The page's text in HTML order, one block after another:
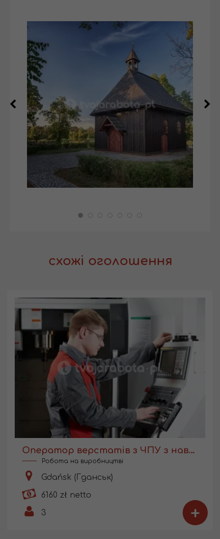
схожі оголошення
Оператор верстатів з ЧПУ з навчанням
Робота на виробництві
Gdańsk (Гданськ)
6160 zł netto
3
+